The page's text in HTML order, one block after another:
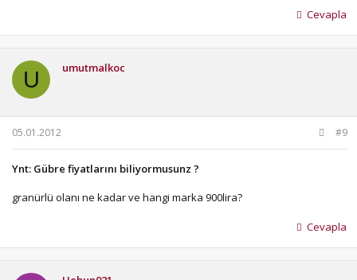
Cevapla
U umutmalkoc
05.01.2012 #9
Ynt: Gübre fiyatlarını biliyormusunz ?
granürlü olanı ne kadar ve hangi marka 900lira?
Cevapla